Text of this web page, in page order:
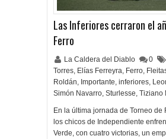
Las Inferiores cerraron el
Ferro
La Caldera del Diablo 0
Torres, Elías Ferreyra, Ferro,
Roldán, Importante, inferiores,
Simón Navarro, Sturlesse, Tiziano
En la última jornada de Torneo de
los chicos de Independiente
Verde, con cuatro victorias, un